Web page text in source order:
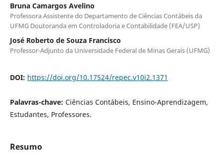
Bruna Camargos Avelino
Professora Assistente do Departamento de Ciências Contábeis da
UFMG Doutoranda em Controladoria e Contabilidade (FEA/USP)
José Roberto de Souza Francisco
Professor-Adjunto da Universidade Federal de Minas Gerais (UFMG)
DOI: https://doi.org/10.17524/repec.v10i2.1371
Palavras-chave: Ciências Contábeis, Ensino-Aprendizagem,
Estudantes, Professores.
Resumo